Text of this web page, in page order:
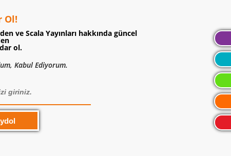
Ol!
ve Scala Yayınları hakkında güncel
ol.
Kabul Ediyorum.